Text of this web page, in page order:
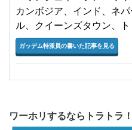
カンボジア、インド、ネ
ル、クイーンズタウン、
ガッデム特派員の書いた記事を見る
ワーホリするならトラトラ！